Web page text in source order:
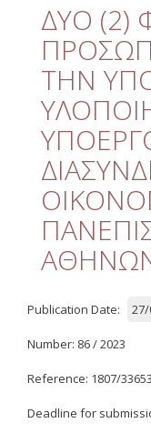
Staff
Quality
ETHICS
Useful Links
Management
Meetings
Management
(ιστορικό αρχείο)
Δημοσιότητα
Logos - Funding
ΔΥΟ (2)
ΤΗΝ
Publication Date:
Number: 86 / 2023
Reference: 1807/
Deadline for